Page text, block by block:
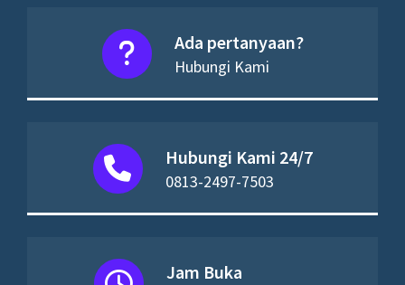
Ada pertanyaan?
Hubungi Kami
Hubungi Kami 24/7
0813-2497-7503
Jam Buka